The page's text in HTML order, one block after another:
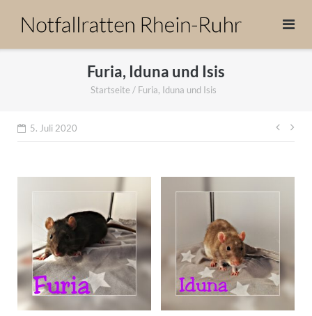
Furia, Iduna und Isis
Startseite / Furia, Iduna und Isis
5. Juli 2020